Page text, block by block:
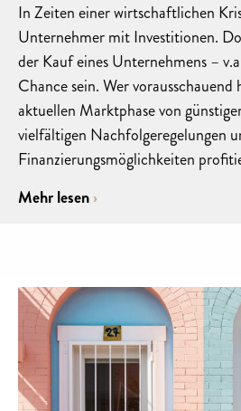
In Zeiten einer wirtschaftlichen
Unternehmer mit Investitionen.
der Kauf eines Unternehmens –
Chance sein. Wer
aktuellen Marktphase von
vielfältigen Nachfolgeregelungen
Finanzierungsmöglichkeiten
Mehr lesen